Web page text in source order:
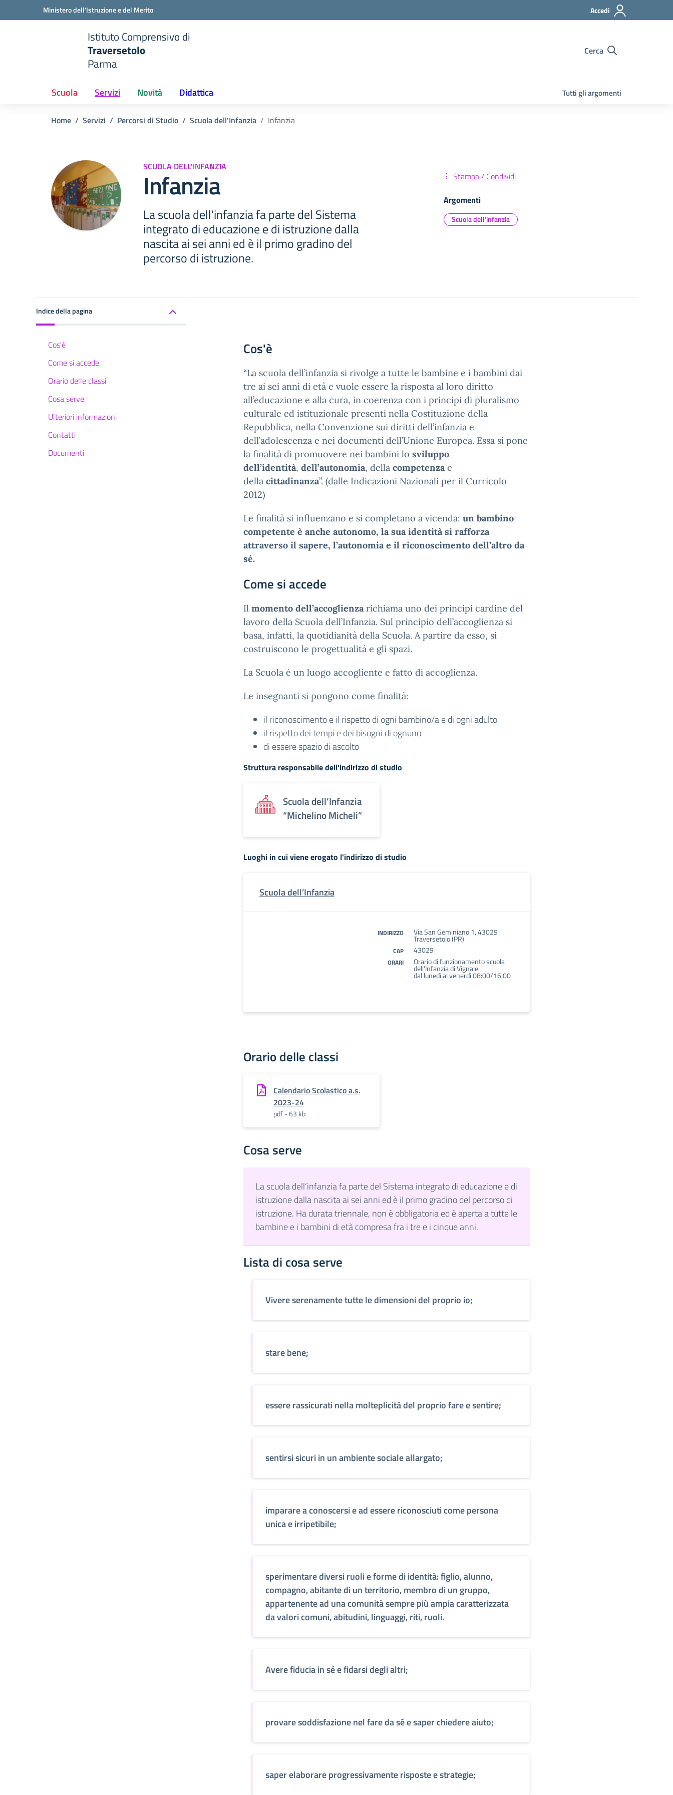
Vai ai contenuti
Vai al menu di navigazioneMinistero dell'Istruzione e del Merito Accedi
Istituto Comprensivo di
Traversetolo
Parma
Cerca
Scuola Servizi Novità Didattica Tutti gli argomenti
Home Servizi Percorsi di Studio Scuola dell'Infanzia Infanzia
SCUOLA DELL'INFANZIA
Infanzia
La scuola dell'infanzia fa parte del Sistema
integrato di educazione e di istruzione dalla
nascita ai sei anni ed è il primo gradino del
percorso di istruzione.
Stampa / Condividi
Argomenti
Scuola dell'infanzia
Indice della pagina
Cos'è
Come si accede
Orario delle classi
Cosa serve
Ulteriori informazioni
Contatti
Documenti
Cos'è
“La scuola dell’infanzia si rivolge a tutte le bambine e i bambini dai
tre ai sei anni di età e vuole essere la risposta al loro diritto
all’educazione e alla cura, in coerenza con i principi di pluralismo
culturale ed istituzionale presenti nella Costituzione della
Repubblica, nella Convenzione sui diritti dell’infanzia e
dell’adolescenza e nei documenti dell’Unione Europea. Essa si pone
la finalità di promuovere nei bambini lo sviluppo
dell’identità, dell’autonomia, della competenzae
della cittadinanza”. (dalle Indicazioni Nazionali per il Curricolo
2012)
Le finalità si influenzano e si completano a vicenda: un bambino
competente è anche autonomo, la sua identità si rafforza
attraverso il sapere, l’autonomia e il riconoscimento dell’altro da
sé.
Come si accede
Il momento dell’accoglienzarichiama uno dei principi cardine del
lavoro della Scuola dell’Infanzia. Sul principio dell’accoglienza si
basa, infatti, la quotidianità della Scuola. A partire da esso, si
costruiscono le progettualità e gli spazi.
La Scuola è un luogo accogliente e fatto di accoglienza.
Le insegnanti si pongono come finalità:
il riconoscimento e il rispetto di ogni bambino/a e di ogni adulto
il rispetto dei tempi e dei bisogni di ognuno
di essere spazio di ascolto
Struttura responsabile dell'indirizzo di studio
Scuola dell’Infanzia
“Michelino Micheli”
Luoghi in cui viene erogato l'indirizzo di studio
Scuola dell’Infanzia
INDIRIZZO Via San Geminiano 1, 43029
Traversetolo (PR)
CAP 43029
ORARI Orario di funzionamento scuola
dell'Infanzia di Vignale:
dal lunedì al venerdì 08:00/16:00
Orario delle classi
Calendario Scolastico a.s.
2023-24
pdf - 63 kb
Cosa serve
La scuola dell‘infanzia fa parte del Sistema integrato di educazione e di
istruzione dalla nascita ai sei anni ed è il primo gradino del percorso di
istruzione. Ha durata triennale, non è obbligatoria ed è aperta a tutte le
bambine e i bambini di età compresa fra i tre e i cinque anni.
Lista di cosa serve
Vivere serenamente tutte le dimensioni del proprio io;
stare bene;
essere rassicurati nella molteplicità del proprio fare e sentire;
sentirsi sicuri in un ambiente sociale allargato;
imparare a conoscersi e ad essere riconosciuti come persona
unica e irripetibile;
sperimentare diversi ruoli e forme di identità: figlio, alunno,
compagno, abitante di un territorio, membro di un gruppo,
appartenente ad una comunità sempre più ampia caratterizzata
da valori comuni, abitudini, linguaggi, riti, ruoli.
Avere fiducia in sé e fidarsi degli altri;
provare soddisfazione nel fare da sé e saper chiedere aiuto;
saper elaborare progressivamente risposte e strategie;